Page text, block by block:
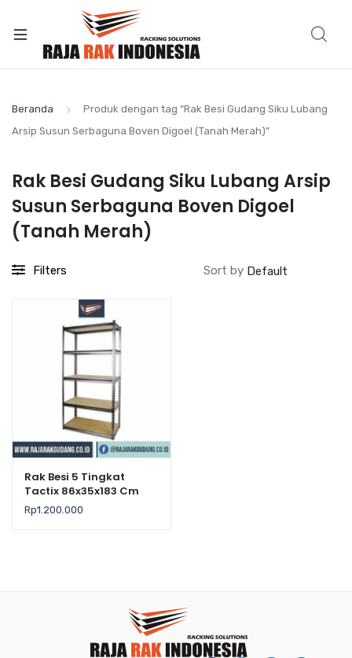
Beranda
Produk dengan tag “Rak Besi Gudang Siku Lubang
Arsip Susun Serbaguna Boven Digoel (Tanah Merah)”
Rak Besi Gudang Siku Lubang Arsip
Susun Serbaguna Boven Digoel
(Tanah Merah)
Filters Sort by
Rak Besi 5 Tingkat
Tactix 86x35x183 Cm
Rp1.200.000